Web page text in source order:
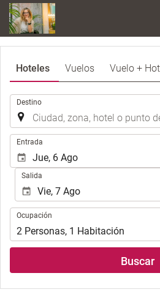
Hoteles Vuelos Vuelo +
Destino
Entrada
Salida
Ocupación
Ocupación
2 Personas, 1 Habitación
Buscar